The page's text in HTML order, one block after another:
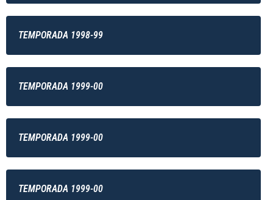
TEMPORADA 1998-99
TEMPORADA 1999-00
TEMPORADA 1999-00
TEMPORADA 1999-00